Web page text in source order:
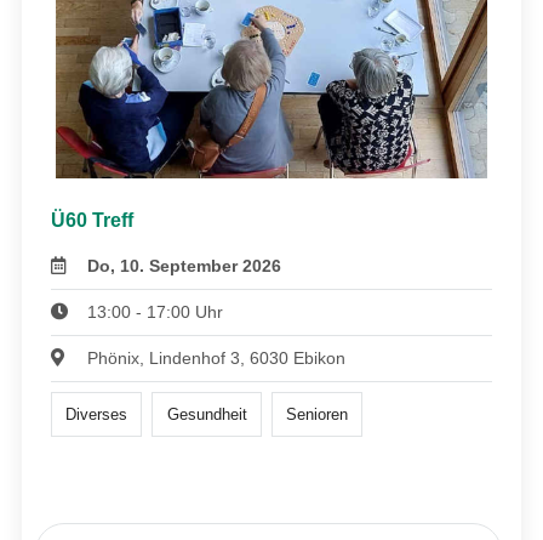
Ü60 Treff
Do, 10. September 2026
13:00 - 17:00 Uhr
Phönix, Lindenhof 3, 6030 Ebikon
Diverses Gesundheit Senioren